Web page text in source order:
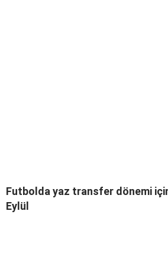
Futbolda yaz transfer dönemi
Eylül